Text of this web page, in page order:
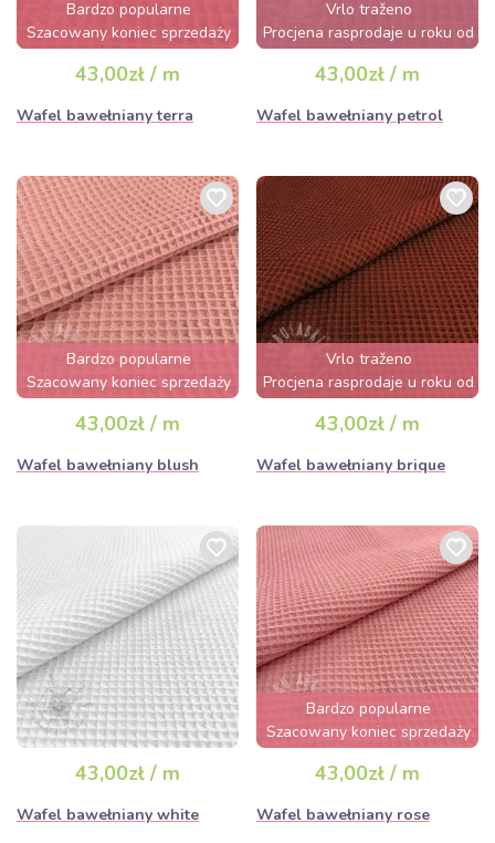
Bardzo popularne
Szacowany koniec sprzedaży
za 2 dni
43,00zł / m
Wafel bawełniany terra
Vrlo traženo
Procjena rasprodaje u roku od
nekoliko sati
43,00zł / m
Wafel bawełniany petrol
Bardzo popularne
Szacowany koniec sprzedaży
za 3 dni
43,00zł / m
Wafel bawełniany blush
Vrlo traženo
Procjena rasprodaje u roku od
nekoliko sati
43,00zł / m
Wafel bawełniany brique
43,00zł / m
Wafel bawełniany white
Bardzo popularne
Szacowany koniec sprzedaży
za 3 dni
43,00zł / m
Wafel bawełniany rose